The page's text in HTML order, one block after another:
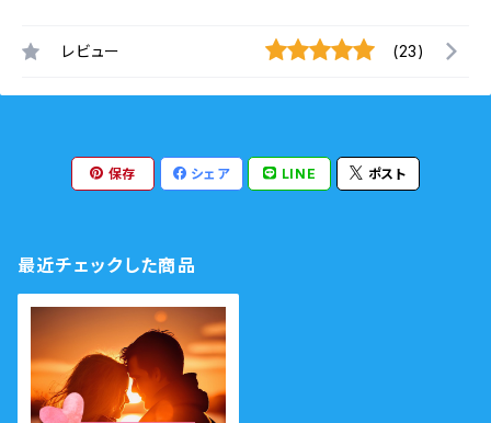
レビュー (23)
保存 シェア LINE ポスト
最近チェックした商品